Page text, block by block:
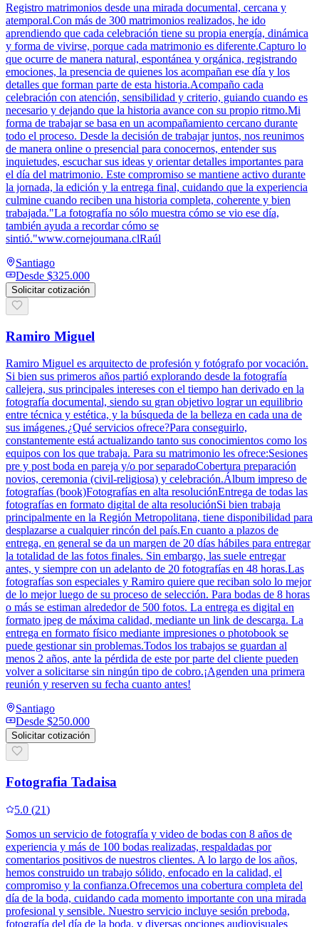
Registro matrimonios desde una mirada documental, cercana y
atemporal.Con más de 300 matrimonios realizados, he ido
aprendiendo que cada celebración tiene su propia energía, dinámica
y forma de vivirse, porque cada matrimonio es diferente.Capturo lo
que ocurre de manera natural, espontánea y orgánica, registrando
emociones, la presencia de quienes los acompañan ese día y los
detalles que forman parte de esta historia.Acompaño cada
celebración con atención, sensibilidad y criterio, guiando cuando es
necesario y dejando que la historia avance con su propio ritmo.Mi
forma de trabajar se basa en un acompañamiento cercano durante
todo el proceso. Desde la decisión de trabajar juntos, nos reunimos
de manera online o presencial para conocernos, entender sus
inquietudes, escuchar sus ideas y orientar detalles importantes para
el día del matrimonio. Este compromiso se mantiene activo durante
la jornada, la edición y la entrega final, cuidando que la experiencia
culmine cuando reciben una historia completa, coherente y bien
trabajada."La fotografía no sólo muestra cómo se vio ese día,
también ayuda a recordar cómo se
sintió."www.cornejoumana.clRaúl
Santiago
Desde $325.000
Solicitar cotización
Ramiro Miguel
Ramiro Miguel es arquitecto de profesión y fotógrafo por vocación.
Si bien sus primeros años partió explorando desde la fotografía
callejera, sus principales intereses con el tiempo han derivado en la
fotografía documental, siendo su gran objetivo lograr un equilibrio
entre técnica y estética, y la búsqueda de la belleza en cada una de
sus imágenes.¿Qué servicios ofrece?Para conseguirlo,
constantemente está actualizando tanto sus conocimientos como los
equipos con los que trabaja. Para su matrimonio les ofrece:Sesiones
pre y post boda en pareja y/o por separadoCobertura preparación
novios, ceremonia (civil-religiosa) y celebración.Álbum impreso de
fotografías (book)Fotografías en alta resoluciónEntrega de todas las
fotografías en formato digital de alta resoluciónSi bien trabaja
principalmente en la Región Metropolitana, tiene disponibilidad para
desplazarse a cualquier rincón del país.En cuanto a plazos de
entrega, en general se da un margen de 20 días hábiles para entregar
la totalidad de las fotos finales. Sin embargo, las suele entregar
antes, y siempre con un adelanto de 20 fotografías en 48 horas.Las
fotografías son especiales y Ramiro quiere que reciban solo lo mejor
de lo mejor luego de su proceso de selección. Para bodas de 8 horas
o más se estiman alrededor de 500 fotos. La entrega es digital en
formato jpeg de máxima calidad, mediante un link de descarga. La
entrega en formato físico mediante impresiones o photobook se
puede gestionar sin problemas.Todos los trabajos se guardan al
menos 2 años, ante la pérdida de este por parte del cliente pueden
volver a solicitarse sin ningún tipo de cobro.¡Agenden una primera
reunión y reserven su fecha cuanto antes!
Santiago
Desde $250.000
Solicitar cotización
Fotografia Tadaisa
5.0 (21)
Somos un servicio de fotografía y video de bodas con 8 años de
experiencia y más de 100 bodas realizadas, respaldadas por
comentarios positivos de nuestros clientes. A lo largo de los años,
hemos construido un trabajo sólido, enfocado en la calidad, el
compromiso y la confianza.Ofrecemos una cobertura completa del
día de la boda, cuidando cada momento importante con una mirada
profesional y sensible. Nuestro servicio incluye sesión preboda,
fotografía del día de la boda, y diversas opciones audiovisuales